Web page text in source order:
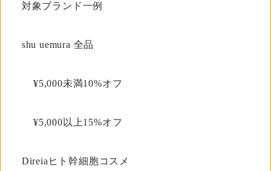
対象ブランド一例
shu uemura 全品
¥5,000未満10%オフ
¥5,000以上15%オフ
Direiaヒト幹細胞コスメ